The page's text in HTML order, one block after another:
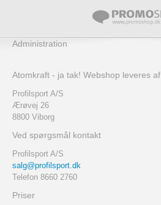
Administration
Atomkraft - ja tak! Webshop leveres af
Profilsport A/S
Ærøvej 26
8800 Viborg
Ved spørgsmål kontakt
Profilsport A/S
salg@profilsport.dk
Telefon 8660 2760
Priser